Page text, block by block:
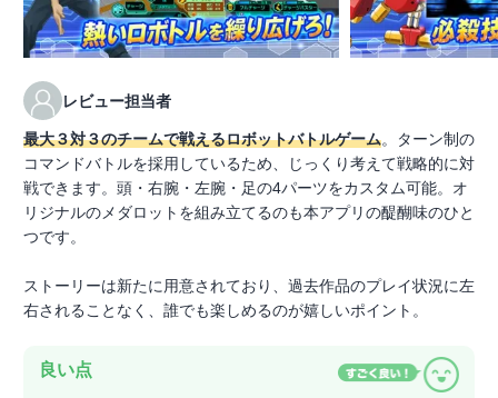
レビュー担当者
最大３対３のチームで戦えるロボットバトルゲーム。ターン制の
コマンドバトルを採用しているため、じっくり考えて戦略的に対
戦できます。頭・右腕・左腕・足の4パーツをカスタム可能。オ
リジナルのメダロットを組み立てるのも本アプリの醍醐味のひと
つです。
ストーリーは新たに用意されており、過去作品のプレイ状況に左
右されることなく、誰でも楽しめるのが嬉しいポイント。
良い点